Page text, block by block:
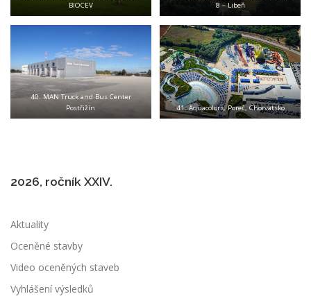
BIOCEV
8 – Libeň
40. MAN Truck and Bus Center
Postřižín
41. Aquacolors, Poreč, Chorvatsko
2026, ročník XXIV.
Aktuality
Oceněné stavby
Video oceněných staveb
Vyhlášení výsledků